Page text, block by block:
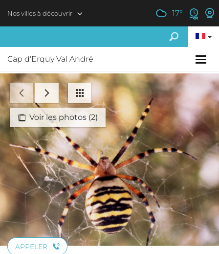
Nos villes à découvrir 17°
Cap d'Erquy Val André
Voir les photos (2)
APPELER